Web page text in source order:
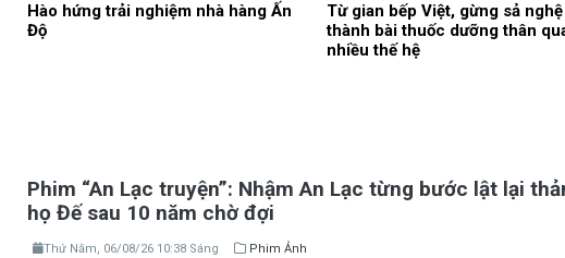
Hào hứng trải nghiệm nhà hàng Ấn
Độ
Từ gian bếp Việt, gừng sả
thành bài thuốc dưỡng thân
nhiều thế hệ
Phim “An Lạc truyện”: Nhậm An Lạc từng bước lật lại
họ Đế sau 10 năm chờ đợi
Thứ Năm, 06/08/26 10:38 Sáng Phim Ảnh